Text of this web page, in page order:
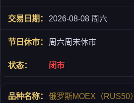
2026-08-08 周六
周六周末休市
闭市
俄罗斯MOEX（RUS50）